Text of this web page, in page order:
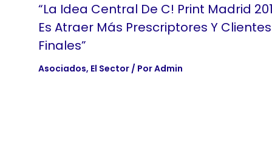
“La Idea Central De C! Print Madrid
Es Atraer Más Prescriptores Y Clientes
Finales”
Asociados, El Sector/ PorAdmin